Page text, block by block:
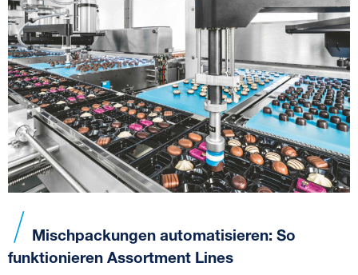
Mischpackungen automatisieren: So
funktionieren Assortment Lines